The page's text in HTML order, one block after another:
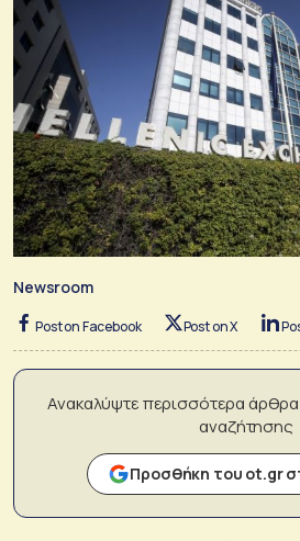
Newsroom
Post on Facebook Post on X
Ανακαλύψτε περισσότερα
αναζήτησης
Προσθήκη του ot.gr